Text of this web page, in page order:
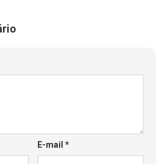
E-mail*